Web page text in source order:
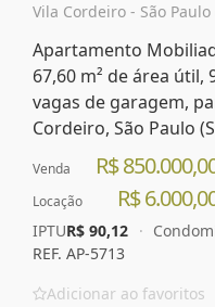
Vila Cordeiro - São Paulo
Apartamento
67,60 m² de área útil,
vagas de garagem,
Cordeiro, São Paulo
Venda R$
Locação R$
IPTUR$ 90,12 ·
REF. AP-5713
Adicionar ao favoritos